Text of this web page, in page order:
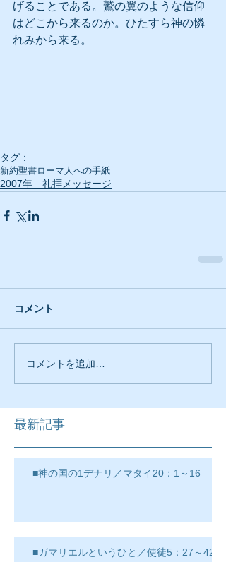
げることである。鷲の翼のような信仰
はどこから来るのか。ひたすら神の憐
れみから来る。
タグ：
新約聖書ローマ人への手紙
2007年 礼拝メッセージ
コメント
コメントを追加…
最新記事
■神の国の1デナリ／マタイ20：1～16
■ガマリエルというひと／使徒5：27～42